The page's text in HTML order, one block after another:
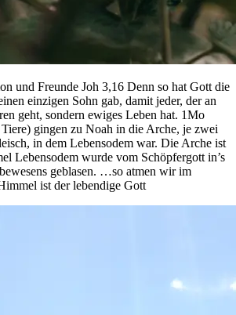
und Freunde Joh 3,16 Denn so hat Gott die
einzigen Sohn gab, damit jeder, der an
geht, sondern ewiges Leben hat. 1Mo
gingen zu Noah in die Arche, je zwei
in dem Lebensodem war. Die Arche ist
Lebensodem wurde vom Schöpfergott in’s
geblasen. …so atmen wir im
ist der lebendige Gott